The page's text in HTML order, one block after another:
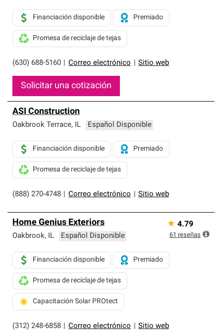
(630) 688-5160 Correo electrónico Sitio web
Financiación disponible Premiado
Promesa de reciclaje de tejas
Solicitar una cotización
ASI Construction
Oakbrook Terrace, IL Español Disponible
(888) 270-4748 Correo electrónico Sitio web
Financiación disponible Premiado
Promesa de reciclaje de tejas
Home Genius Exteriors
Oakbrook, IL Español Disponible
(312) 248-6858 Correo electrónico Sitio web
Financiación disponible Premiado
Promesa de reciclaje de tejas
Capacitación Solar PROtect
★ 4.79
61 reseñas